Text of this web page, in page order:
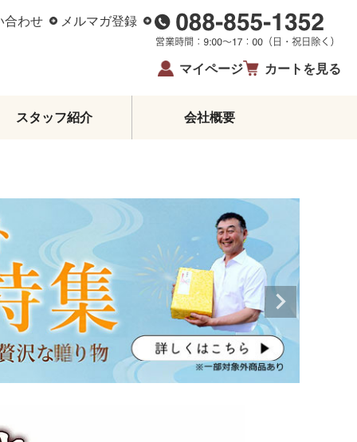
合わせ メルマガ登録
マイページ カートを見る
ゼリー・アイス
柑橘皮むき器
イベント・限定商品
夏ギフト・お中元
お歳暮
生姜
鰹のたたき
お酒
高知県産
坂本龍馬グッズ
スタッフ紹介 会社概要